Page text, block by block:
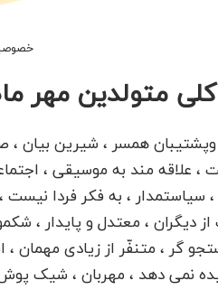
متولدین مهر
همسر ، شیرین بیان ،
، علاقه مند به موسیقی ،
سیاستمدار ، به فکر فردا
دیگران ، معتدل و پایدار ،
گر ، متنفّر از زیادی مهمان ،
نمی دهد ، مهربان ، شیک